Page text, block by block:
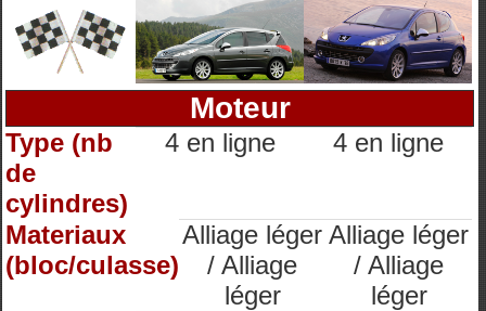
Moteur
Type (nb
de
cylindres)
4 en ligne 4 en ligne
Materiaux
(bloc/culasse)
Alliage léger
/ Alliage
léger
Alliage léger
/ Alliage
léger